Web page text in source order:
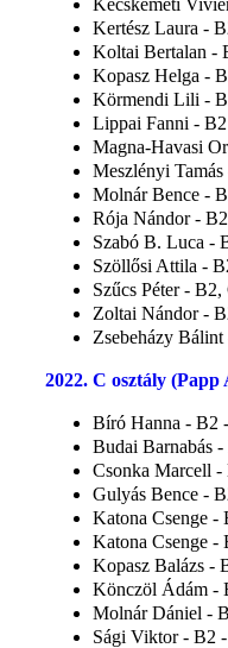
Kertész Laura -
Koltai Bertalan -
Kopasz Helga -
Körmendi Lili -
Lippai Fanni -
Magna-Havasi
Meszlényi
Molnár Bence -
Rója Nándor -
Szabó B. Luca -
Szöllősi Attila -
Szűcs Péter -
Zoltai Nándor -
Zsebeházy
2022. C osztály (Papp
Bíró Hanna - B2
Budai Barnabás
Csonka Marcell -
Gulyás Bence -
Katona Csenge -
Katona Csenge -
Kopasz Balázs -
Könczöl Ádám -
Molnár Dániel -
Sági Viktor - B2